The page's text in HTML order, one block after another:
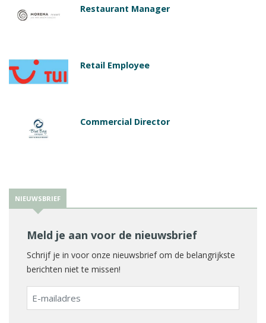
Restaurant Manager
Retail Employee
Commercial Director
NIEUWSBRIEF
Meld je aan voor de nieuwsbrief
Schrijf je in voor onze nieuwsbrief om de belangrijkste
berichten niet te missen!
E-
mailadres